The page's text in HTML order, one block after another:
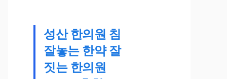
성산 한의원 침
잘놓는 한약 잘
짓는 한의원